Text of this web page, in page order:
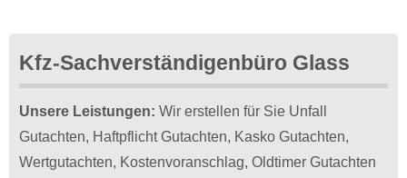
Kfz-Sachverständigenbüro Glass
Unsere Leistungen: Wir erstellen für Sie Unfall
Gutachten, Haftpflicht Gutachten, Kasko Gutachten,
Wertgutachten, Kostenvoranschlag, Oldtimer Gutachten